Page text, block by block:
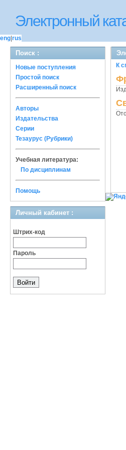
Электронный
eng rus
Поиск :
Новые поступления
Простой поиск
Расширенный поиск
Авторы
Издательства
Серии
Тезаурус (Рубрики)
Учебная литература:
По дисциплинам
Помощь
Личный кабинет :
Штрих-код
Пароль
К